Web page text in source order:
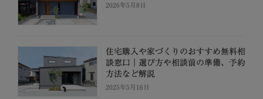
2026年5月8日
住宅購入や家づくりのおすすめ無料相
談窓口｜選び方や相談前の準備、予約
方法など解説
2025年5月16日